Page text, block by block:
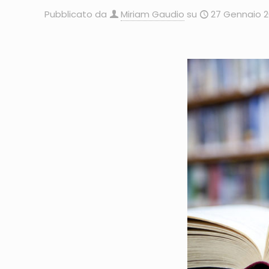
Pubblicato da Miriam Gaudio su 27 Gennaio